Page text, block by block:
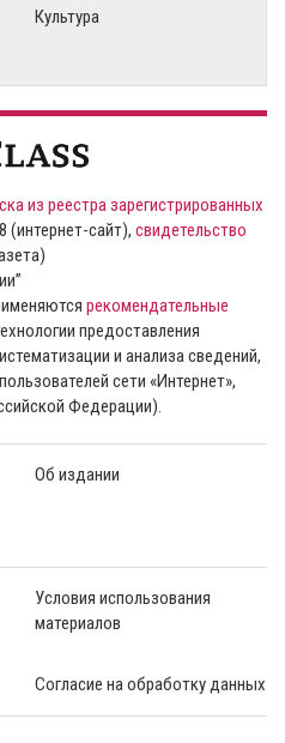
Культура
из реестра зарегистрированных
(интернет-сайт), свидетельство
рекомендательные
предоставления
и анализа сведений,
сети «Интернет»,
Федерации).
Об издании
Условия использования
материалов
Согласие на обработку данных